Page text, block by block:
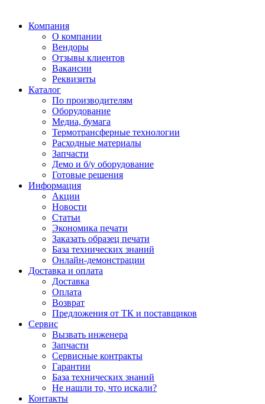
Компания
О компании
Вендоры
Отзывы клиентов
Вакансии
Реквизиты
Каталог
По производителям
Оборудование
Медиа, бумага
Термотрансферные технологии
Расходные материалы
Запчасти
Демо и б/у оборудование
Готовые решения
Информация
Акции
Новости
Статьи
Экономика печати
Заказать образец печати
База технических знаний
Онлайн-демонстрации
Доставка и оплата
Доставка
Оплата
Возврат
Предложения от ТК и поставщиков
Сервис
Вызвать инженера
Запчасти
Сервисные контракты
Гарантии
База технических знаний
Не нашли то, что искали?
Контакты